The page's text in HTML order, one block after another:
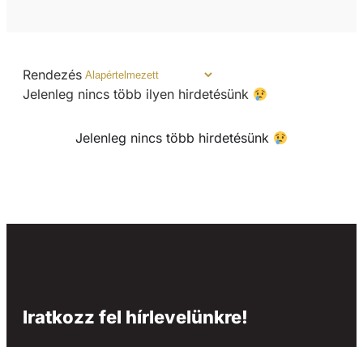
Rendezés
Jelenleg nincs több ilyen hirdetésünk
Jelenleg nincs több hirdetésünk
Iratkozz fel hírlevelünkre!